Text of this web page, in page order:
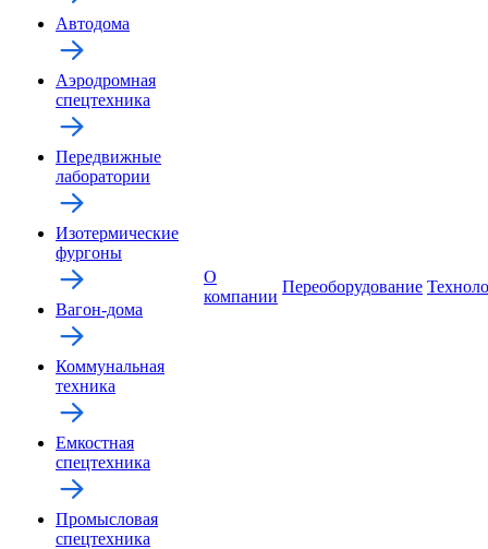
Автодома
Аэродромная
спецтехника
Передвижные
лаборатории
Изотермические
фургоны
Вагон-дома
Коммунальная
техника
Емкостная
спецтехника
Промысловая
спецтехника
О
компании
Переоборудование